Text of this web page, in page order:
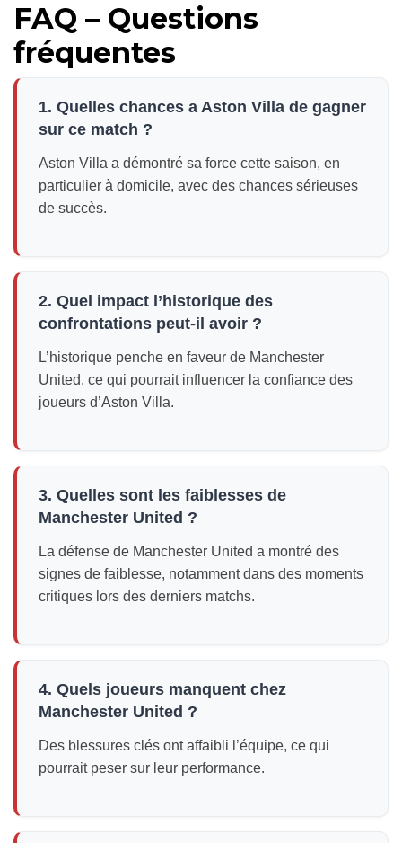
FAQ – Questions
fréquentes
1. Quelles chances a Aston Villa de gagner
sur ce match ?
Aston Villa a démontré sa force cette saison, en
particulier à domicile, avec des chances sérieuses
de succès.
2. Quel impact l’historique des
confrontations peut-il avoir ?
L’historique penche en faveur de Manchester
United, ce qui pourrait influencer la confiance des
joueurs d’Aston Villa.
3. Quelles sont les faiblesses de
Manchester United ?
La défense de Manchester United a montré des
signes de faiblesse, notamment dans des moments
critiques lors des derniers matchs.
4. Quels joueurs manquent chez
Manchester United ?
Des blessures clés ont affaibli l’équipe, ce qui
pourrait peser sur leur performance.